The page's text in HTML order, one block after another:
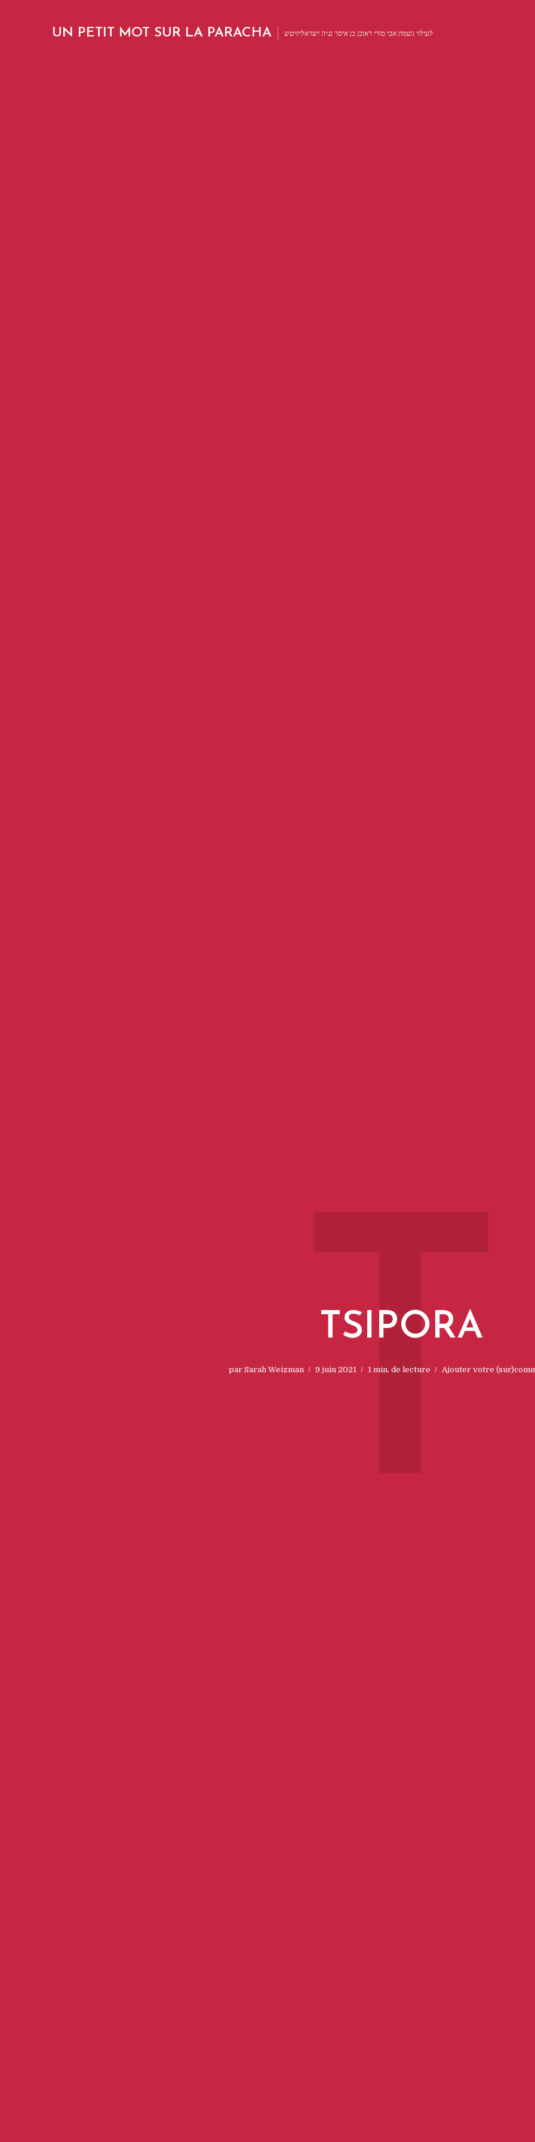
UN PETIT MOT SUR LA PARACHA לעילוי נשמת אבי מורי ראובן בן איסר ע״ה ישראליוויטש
TSIPORA
par Sarah Weizman 9 juin 2021 1 min. de lecture Ajouter votre
T